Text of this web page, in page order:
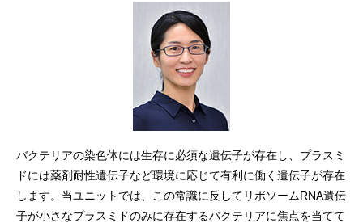
バクテリアの染色体には生存に必須な遺伝子が存在し、プラスミ
ドには薬剤耐性遺伝子など環境に応じて有利に働く遺伝子が存在
します。当ユニットでは、この常識に反してリボソームRNA遺伝
子が小さなプラスミドのみに存在するバクテリアに焦点を当てて